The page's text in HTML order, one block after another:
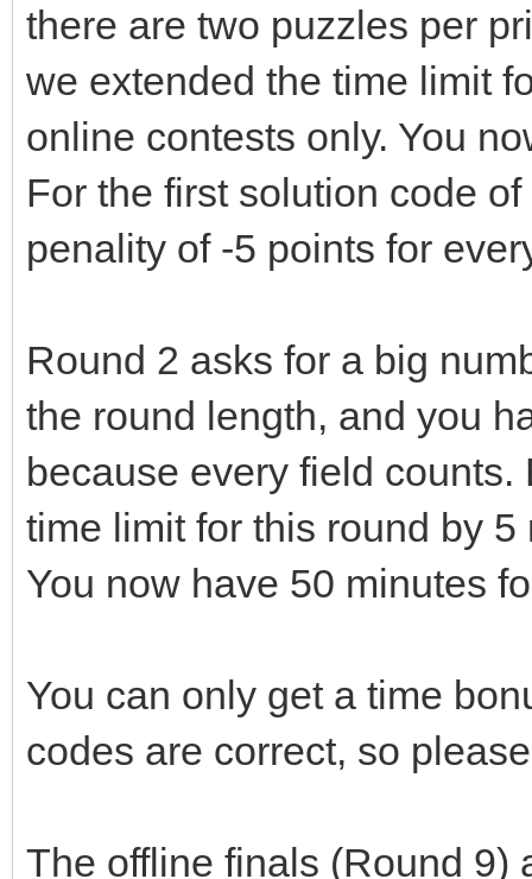
there are two puzzles per
we extended the time limit
online contests only. You
For the first solution code
penality of -5 points for
Round 2 asks for a big
the round length, and you
because every field
time limit for this round by
You now have 50 minutes
You can only get a time
codes are correct, so
The offline finals (Round 9)